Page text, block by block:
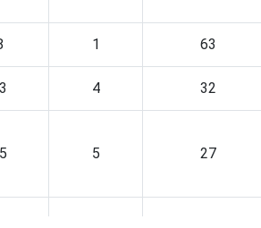
1 63
4 32
5 27